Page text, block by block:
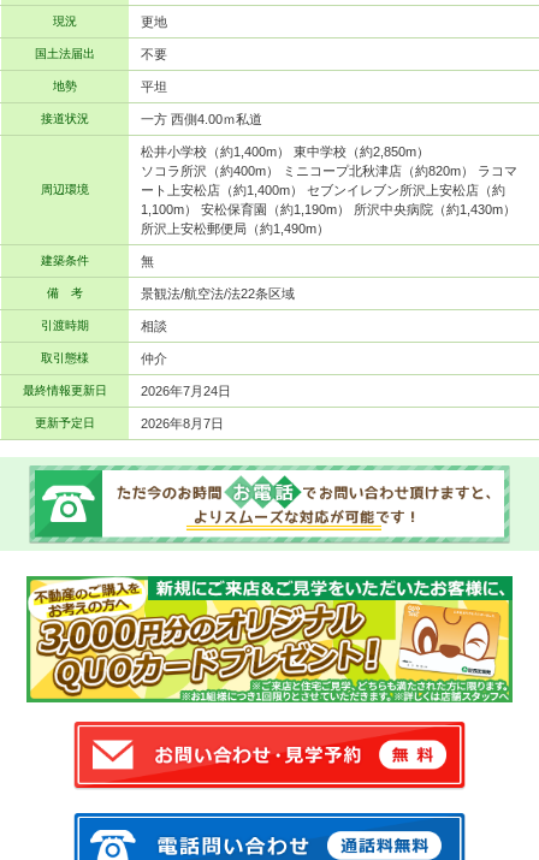
現況 更地
国土法届出 不要
地勢 平坦
接道状況 一方 西側4.00ｍ私道
周辺環境
松井小学校（約1,400m） 東中学校（約2,850m）
ソコラ所沢（約400m） ミニコープ北秋津店（約820m） ラコマ
ート上安松店（約1,400m） セブンイレブン所沢上安松店（約
1,100m） 安松保育園（約1,190m） 所沢中央病院（約1,430m）
所沢上安松郵便局（約1,490m）
建築条件 無
備 考 景観法/航空法/法22条区域
引渡時期 相談
取引態様 仲介
最終情報更新日 2026年7月24日
更新予定日 2026年8月7日